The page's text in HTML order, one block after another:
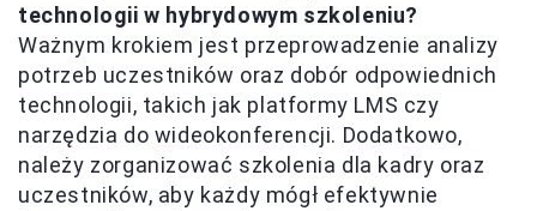
technologii w hybrydowym szkoleniu?
Ważnym krokiem jest przeprowadzenie analizy
potrzeb uczestników oraz dobór odpowiednich
technologii, takich jak platformy LMS czy
narzędzia do wideokonferencji. Dodatkowo,
należy zorganizować szkolenia dla kadry oraz
uczestników, aby każdy mógł efektywnie